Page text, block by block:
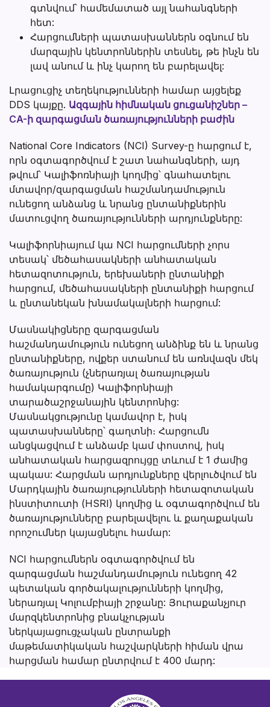
գտնվում՝ համեմատած այլ նահանգների
հետ:
Հարցումների պատասխաններն օգնում են
մարզային կենտրոններին տեսնել, թե ինչն են
լավ անում և ինչ կարող են բարելավել:
Լրացուցիչ տեղեկությունների համար այցելեք
DDS կայքը. Ազգային հիմնական ցուցանիշներ –
CA-ի զարգացման ծառայությունների բաժին
National Core Indicators (NCI) Survey-ը հարցում է,
որն օգտագործվում է շատ նահանգների, այդ
թվում՝ Կալիֆոռնիայի կողմից՝ գնահատելու
մտավոր/զարգացման հաշմանդամություն
ունեցող անձանց և նրանց ընտանիքներին
մատուցվող ծառայությունների արդյունքները:
Կալիֆորնիայում կա NCI հարցումների չորս
տեսակ՝ մեծահասակների անհատական
հետազոտություն, երեխաների ընտանիքի
հարցում, մեծահասակների ընտանիքի հարցում
և ընտանեկան խնամակալների հարցում:
Մասնակիցները զարգացման
հաշմանդամություն ունեցող անձինք են և նրանց
ընտանիքները, ովքեր ստանում են առնվազն մեկ
ծառայություն (չներառյալ ծառայության
համակարգումը) Կալիֆորնիայի
տարածաշրջանային կենտրոնից:
Մասնակցությունը կամավոր է, իսկ
պատասխանները՝ գաղտնի։ Հարցումն
անցկացվում է անձամբ կամ փոստով, իսկ
անհատական հարցազրույցը տևում է 1 ժամից
պակաս: Հարցման արդյունքները վերլուծվում են
Մարդկային ծառայությունների հետազոտական
ինստիտուտի (HSRI) կողմից և օգտագործվում են
ծառայությունները բարելավելու և քաղաքական
որոշումներ կայացնելու համար:
NCI հարցումներն օգտագործվում են
զարգացման հաշմանդամություն ունեցող 42
պետական գործակալությունների կողմից,
ներառյալ Կոլումբիայի շրջանը: Յուրաքանչյուր
մարզկենտրոնից բնակչության
ներկայացուցչական ընտրանքի
մաթեմատիկական հաշվարկների հիման վրա
հարցման համար ընտրվում է 400 մարդ: